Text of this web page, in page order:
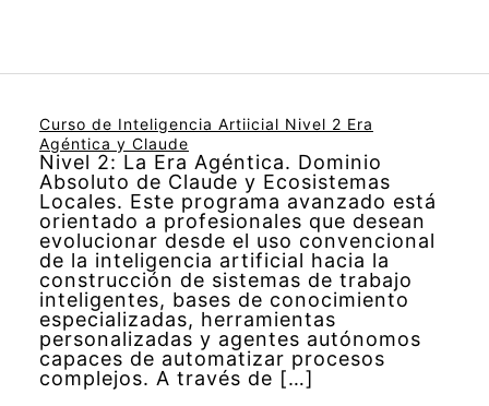
Curso de Inteligencia Artiicial Nivel 2 Era
Agéntica y Claude
Nivel 2: La Era Agéntica. Dominio
Absoluto de Claude y Ecosistemas
Locales. Este programa avanzado está
orientado a profesionales que desean
evolucionar desde el uso convencional
de la inteligencia artificial hacia la
construcción de sistemas de trabajo
inteligentes, bases de conocimiento
especializadas, herramientas
personalizadas y agentes autónomos
capaces de automatizar procesos
complejos. A través de […]